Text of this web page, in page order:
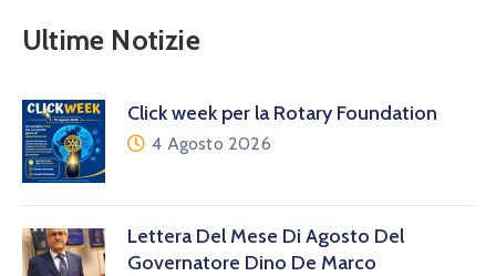
Ultime Notizie
Click week per la Rotary Foundation
4 Agosto 2026
Lettera Del Mese Di Agosto Del
Governatore Dino De Marco